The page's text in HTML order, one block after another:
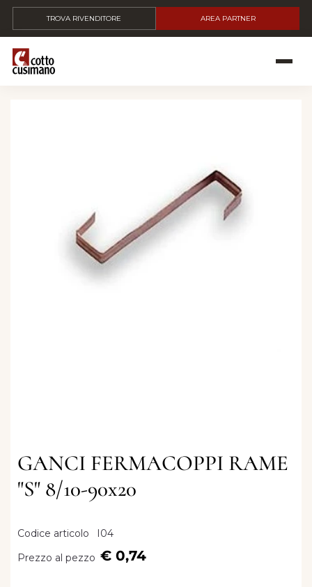
TROVA RIVENDITORE AREA PARTNER
GANCI FERMACOPPI RAME
"S" 8/10-90x20
Codice articolo
I04
Prezzo al pezzo € 0,74